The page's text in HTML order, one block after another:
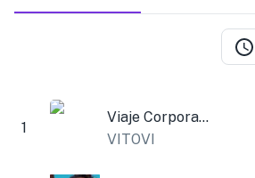
1
Viaje Corporativo
VITOVI